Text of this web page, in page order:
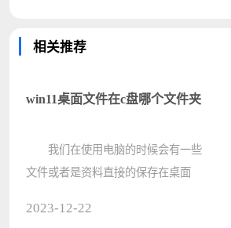
相关推荐
win11桌面文件在c盘哪个文件夹
我们在使用电脑的时候会有一些
文件或者是资料直接的保存在桌面
2023-12-22